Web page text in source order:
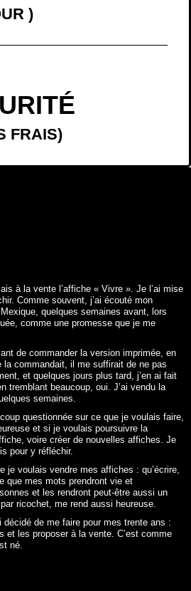
)
FRAIS)
à la vente l’affiche « Vivre ». Je l’ai mise
Comme souvent, j’ai écouté mon
quelques semaines avant, lors
comme une promesse que je me
de commander la version imprimée, en
la commandait, il me suffirait de ne pas
et quelques jours plus tard, j’en ai fait
tremblant beaucoup, oui. J’ai vendu la
semaines.
questionnée sur ce que je voulais faire,
et si je voulais poursuivre la
voire créer de nouvelles affiches. Je
pour y réfléchir.
je voulais vendre mes affiches : qu’écrire,
que mes mots prendront vie et
et les rendront peut-être aussi un
ricochet, me rend aussi heureuse.
décidé de me faire pour mes trente ans :
et les proposer à la vente. C’est comme
né.